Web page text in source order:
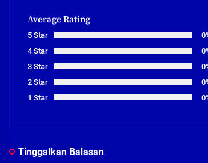
Average Rating
5 Star
4 Star
3 Star
2 Star
1 Star
Tinggalkan Balasan